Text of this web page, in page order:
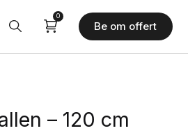
0
Be om offert
– 120 cm